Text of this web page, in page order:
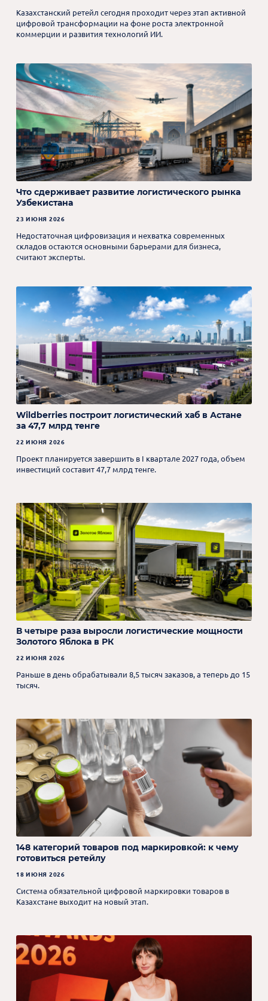
Казахстанский ретейл сегодня проходит через этап активной
цифровой трансформации на фоне роста электронной
коммерции и развития технологий ИИ.
Что сдерживает развитие логистического рынка
Узбекистана
23 ИЮНЯ 2026
Недостаточная цифровизация и нехватка современных
складов остаются основными барьерами для бизнеса,
считают эксперты.
Wildberries построит логистический хаб в Астане
за 47,7 млрд тенге
22 ИЮНЯ 2026
Проект планируется завершить в I квартале 2027 года, объем
инвестиций составит 47,7 млрд тенге.
В четыре раза выросли логистические мощности
Золотого Яблока в РК
22 ИЮНЯ 2026
Раньше в день обрабатывали 8,5 тысяч заказов, а теперь до 15
тысяч.
148 категорий товаров под маркировкой: к чему
готовиться ретейлу
18 ИЮНЯ 2026
Система обязательной цифровой маркировки товаров в
Казахстане выходит на новый этап.